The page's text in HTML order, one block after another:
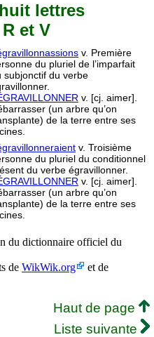
lettres
et V
v. Première
du pluriel de l’imparfait
subjonctif du verbe
v. [cj. aimer].
(un arbre qu’on
de la terre entre ses
v. Troisième
du pluriel du conditionnel
du verbe égravillonner.
v. [cj. aimer].
(un arbre qu’on
de la terre entre ses
du dictionnaire officiel du
de WikWik.org
et de
Haut de page
Liste suivante